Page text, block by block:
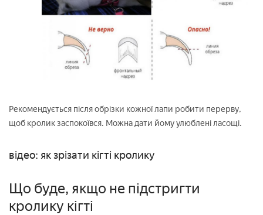
Рекомендується після обрізки кожної лапи робити перерву,
щоб кролик заспокоївся. Можна дати йому улюблені ласощі.
відео: як зрізати кігті кролику
Що буде, якщо не підстригти
кролику кігті